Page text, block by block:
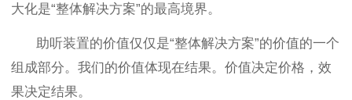
大化是“整体解决方案”的最高境界。
助听装置的价值仅仅是“整体解决方案”的价值的一个
组成部分。我们的价值体现在结果。价值决定价格，效
果决定结果。